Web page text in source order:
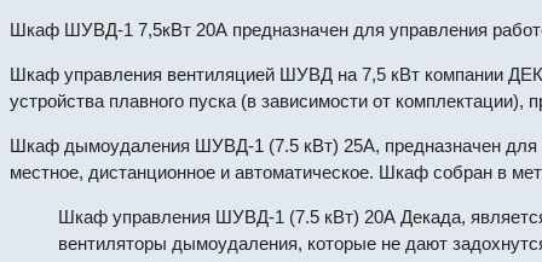
Шкаф ШУВД-1 7,5кВт 20А предназначен для управления
Шкаф управления вентиляцией ШУВД на 7,5 кВт компании
устройства плавного пуска (в зависимости от
Шкаф дымоудаления ШУВД-1 (7.5 кВт) 25А, предназначен
местное, дистанционное и автоматическое. Шкаф собран в
Шкаф управления ШУВД-1 (7.5 кВт) 20А Декада,
вентиляторы дымоудаления, которые не дают